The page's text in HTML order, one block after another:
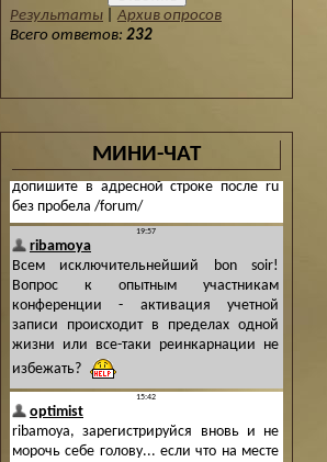
Результаты
Архив опросов
Всего ответов: 232
МИНИ-ЧАТ